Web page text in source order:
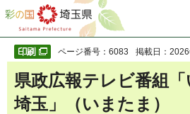
彩の国 埼玉県
ページ番号：6083 掲載日：
県政広報テレビ番組「
埼玉」（いまたま）